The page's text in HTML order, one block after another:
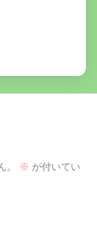
。 ※ が付いてい